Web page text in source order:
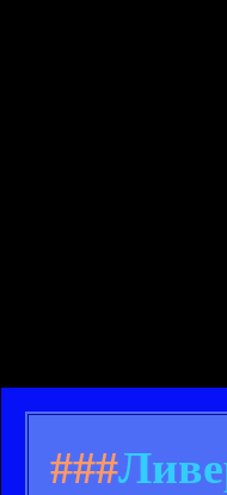
###